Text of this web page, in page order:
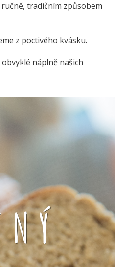
tradičním způsobem
z poctivého kvásku.
náplně našich